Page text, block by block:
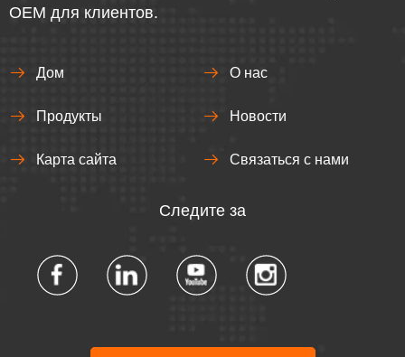
OEM для клиентов.
Дом О нас
Продукты Новости
Карта сайта Связаться с нами
Следите за